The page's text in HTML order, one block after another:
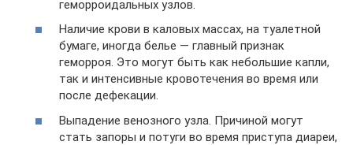
геморроидальных узлов.
Наличие крови в каловых массах, на туалетной
бумаге, иногда белье — главный признак
геморроя. Это могут быть как небольшие капли,
так и интенсивные кровотечения во время или
после дефекации.
Выпадение венозного узла. Причиной могут
стать запоры и потуги во время приступа диареи,